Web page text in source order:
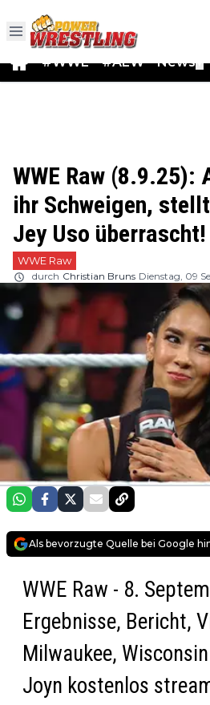
#WWE #AEW News
WWE Raw (8.9.25):
ihr Schweigen,
Jey Uso überrascht!
WWE Raw
durch Christian Bruns Dienstag, 09
Als bevorzugte Quelle bei Google
WWE Raw - 8.
Ergebnisse, Bericht,
Milwaukee,
Joyn kostenlos